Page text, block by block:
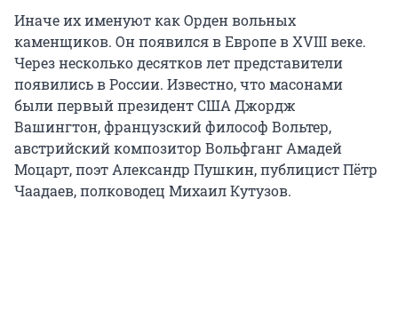
Иначе их именуют как Орден вольных
каменщиков. Он появился в Европе в XVIII веке.
Через несколько десятков лет представители
появились в России. Известно, что масонами
были первый президент США Джордж
Вашингтон, французский философ Вольтер,
австрийский композитор Вольфганг Амадей
Моцарт, поэт Александр Пушкин, публицист Пётр
Чаадаев, полководец Михаил Кутузов.